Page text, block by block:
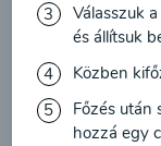
Válasszuk
és állítsuk
Közben
Főzés után
hozzá egy